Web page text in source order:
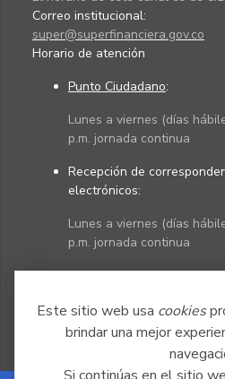
Este sitio web usa cookies
brindar una mejor
Correo institucional:
super@superfinanciera.gov.co
Horario de atención
Punto Ciudadano:
Lunes a viernes (días
p.m. jornada continua
Recepción de
electrónicos:
Lunes a viernes (días
p.m. jornada continua